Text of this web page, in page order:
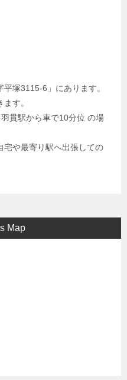
塚3115-6」にあります。
す。
貫駅から車で10分位 の場
宅や最寄り駅へ出張しての
Map